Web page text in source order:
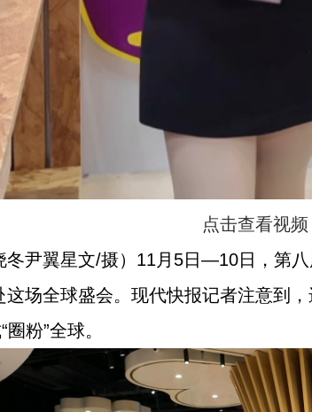
点击查看视频
冬尹翼星文/摄）11月5日—10日，第
场全球盛会。现代快报记者注意到
粉”全球。